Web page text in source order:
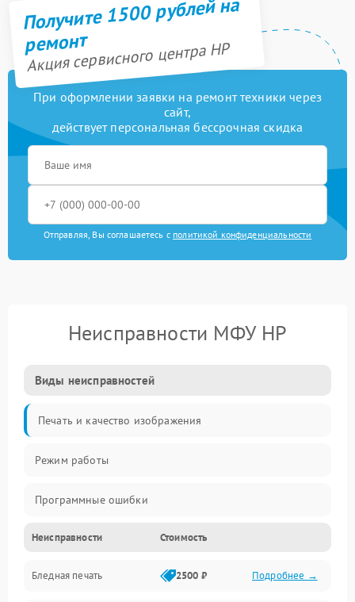
Получите 1500 рублей на
ремонт
Акция сервисного центра HP
При оформлении заявки на ремонт техники через
сайт,
действует персональная бессрочная скидка
Отправляя, Вы соглашаетесь с политикой конфиденциальности
Неисправности МФУ HP
Виды неисправностей
Печать и качество изображения
Режим работы
Программные ошибки
Картриджи и расходники
Сканер и копирование
Неисправности Стоимость
Бледная печать 2500 ₽ Подробнее →